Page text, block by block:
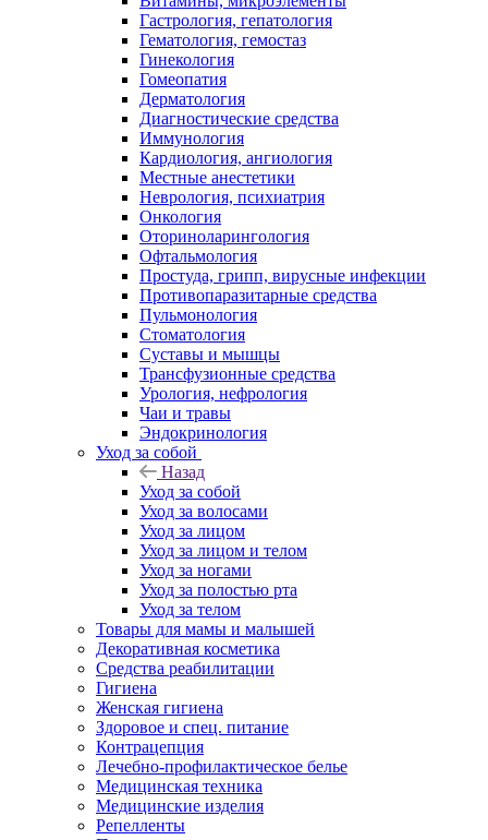
Гастрология, гепатология
Гематология, гемостаз
Гинекология
Гомеопатия
Дерматология
Диагностические средства
Иммунология
Кардиология, ангиология
Местные анестетики
Неврология, психиатрия
Онкология
Оториноларингология
Офтальмология
Простуда, грипп, вирусные инфекции
Противопаразитарные средства
Пульмонология
Стоматология
Суставы и мышцы
Трансфузионные средства
Урология, нефрология
Чаи и травы
Эндокринология
Уход за собой
Назад
Уход за собой
Уход за волосами
Уход за лицом
Уход за лицом и телом
Уход за ногами
Уход за полостью рта
Уход за телом
Товары для мамы и малышей
Декоративная косметика
Средства реабилитации
Гигиена
Женская гигиена
Здоровое и спец. питание
Контрацепция
Лечебно-профилактическое белье
Медицинская техника
Медицинские изделия
Репелленты